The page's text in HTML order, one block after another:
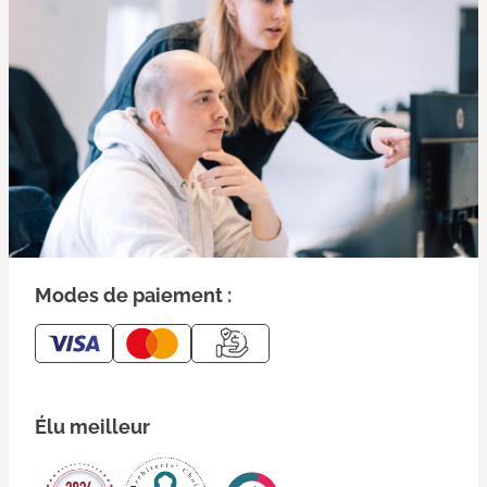
Modes de paiement :
Élu meilleur